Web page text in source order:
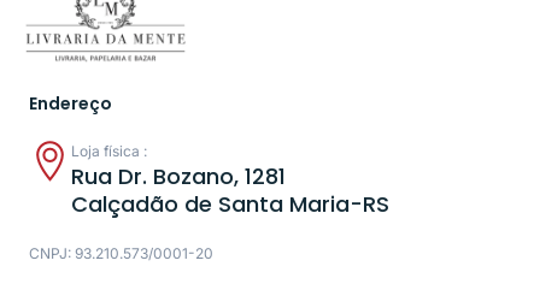
Endereço
Loja física :
Rua Dr. Bozano, 1281
Calçadão de Santa Maria-RS
CNPJ: 93.210.573/0001-20